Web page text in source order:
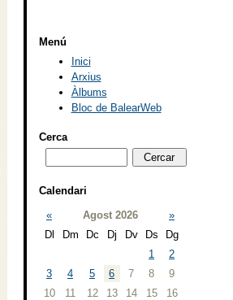
Menú
Inici
Arxius
Àlbums
Bloc de BalearWeb
Cerca
Calendari
«
Agost 2026
»
Dl
Dm Dc Dj Dv Ds
Dg
1
2
3
4 5 6 7 8
9
10
11 12 13 14 15
16